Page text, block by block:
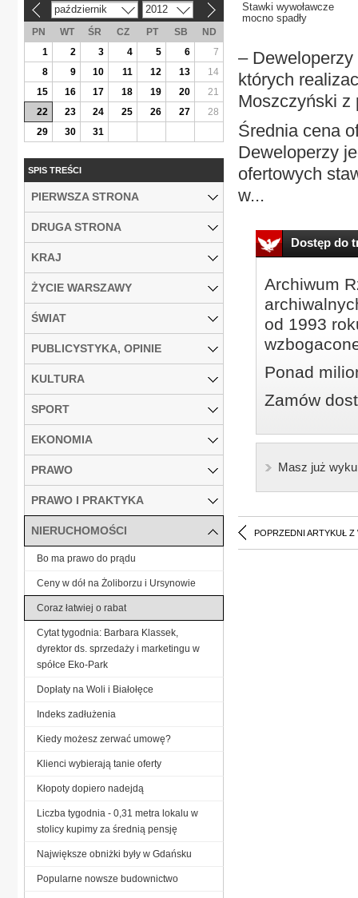
Stawki wywoławcze
mocno spadły
– Deweloperzy
których
Moszczyński z
Średnia cena
Deweloperzy
ofertowych
w...
Dostęp do
Archiwum
od 1993
Ponad
Zamów
Masz już
POPRZEDNI ARTYKUŁ Z
październik 2012
PN WT ŚR CZ PT SB
ND
1
2 3 4 5 6
7
8
9 10 11 12 13
14
15
16 17 18 19 20
21
22
23 24 25 26 27
28
29
30 31
SPIS TREŚCI
PIERWSZA STRONA
DRUGA STRONA
KRAJ
ŻYCIE WARSZAWY
ŚWIAT
PUBLICYSTYKA, OPINIE
KULTURA
SPORT
EKONOMIA
PRAWO
PRAWO I PRAKTYKA
NIERUCHOMOŚCI
Bo ma prawo do prądu
Ceny w dół na Żoliborzu i Ursynowie
Coraz łatwiej o rabat
Cytat tygodnia: Barbara Klassek,
dyrektor ds. sprzedaży i marketingu w
spółce Eko-Park
Dopłaty na Woli i Białołęce
Indeks zadłużenia
Kiedy możesz zerwać umowę?
Klienci wybierają tanie oferty
Kłopoty dopiero nadejdą
Liczba tygodnia - 0,31 metra lokalu w
stolicy kupimy za średnią pensję
Największe obniżki były w Gdańsku
Popularne nowsze budownictwo